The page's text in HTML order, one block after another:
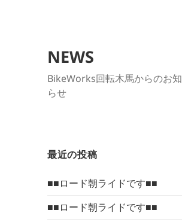
NEWS
BikeWorks回転木馬からのお知
らせ
最近の投稿
■■ロード朝ライドです■■
■■ロード朝ライドです■■